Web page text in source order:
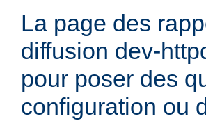
La page des
diffusion dev-
pour poser des
configuration ou